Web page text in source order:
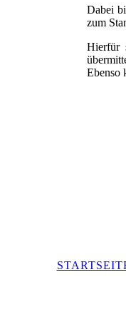
Dabei
zum
Hierfür
Ebenso